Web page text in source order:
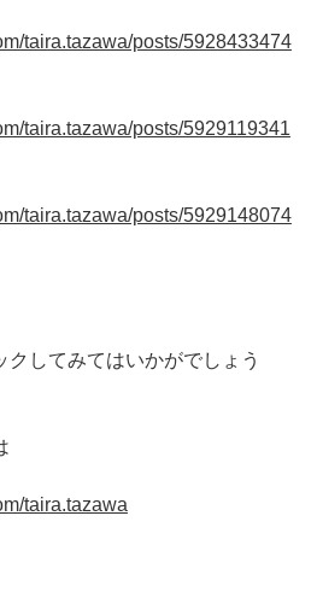
taira.tazawa/posts/5928433474
taira.tazawa/posts/5929119341
taira.tazawa/posts/5929148074
してみてはいかがでしょう
taira.tazawa